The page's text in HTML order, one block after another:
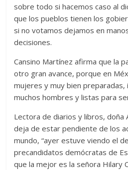
sobre todo si hacemos caso al
que los pueblos tienen los
si no votamos dejamos en
decisiones.
Cansino Martínez afirma que la
otro gran avance, porque en
mujeres y muy bien preparadas,
muchos hombres y listas para
Lectora de diarios y libros, doña
deja de estar pendiente de los
mundo, “ayer estuve viendo el
precandidatos demócratas de
que la mejor es la señora Hilary